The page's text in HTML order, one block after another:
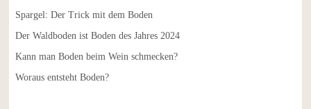
Spargel: Der Trick mit dem Boden
Der Waldboden ist Boden des Jahres 2024
Kann man Boden beim Wein schmecken?
Woraus entsteht Boden?